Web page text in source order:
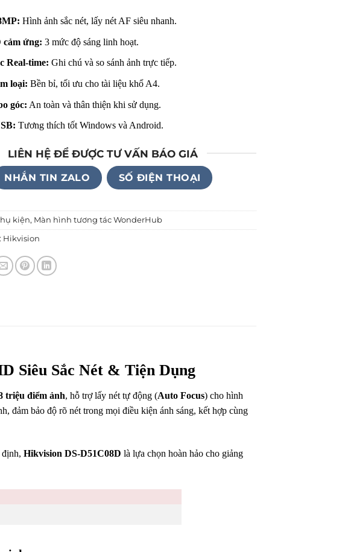
Hình ảnh sắc nét, lấy nét AF siêu nhanh.
ứng: 3 mức độ sáng linh hoạt.
Real-time: Ghi chú và so sánh ảnh trực tiếp.
loại: Bền bỉ, tối ưu cho tài liệu khổ A4.
góc: An toàn và thân thiện khi sử dụng.
Tương thích tốt Windows và Android.
LIÊN HỆ ĐỂ ĐƯỢC TƯ VẤN BÁO GIÁ
NHẮN TIN ZALO SỐ ĐIỆN THOẠI
kiện, Màn hình tương tác WonderHub
Hikvision
Siêu Sắc Nét & Tiện Dụng
triệu điểm ảnh, hỗ trợ lấy nét tự động (Auto Focus) cho hình
đảm bảo độ rõ nét trong mọi điều kiện ánh sáng, kết hợp cùng
định, Hikvision DS-D51C08D là lựa chọn hoàn hảo cho giảng